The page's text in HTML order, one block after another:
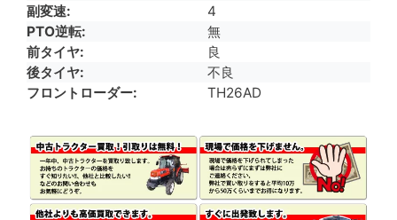
副変速
4
PTO逆転
無
前タイヤ
良
後タイヤ
不良
フロントローダー
TH26AD